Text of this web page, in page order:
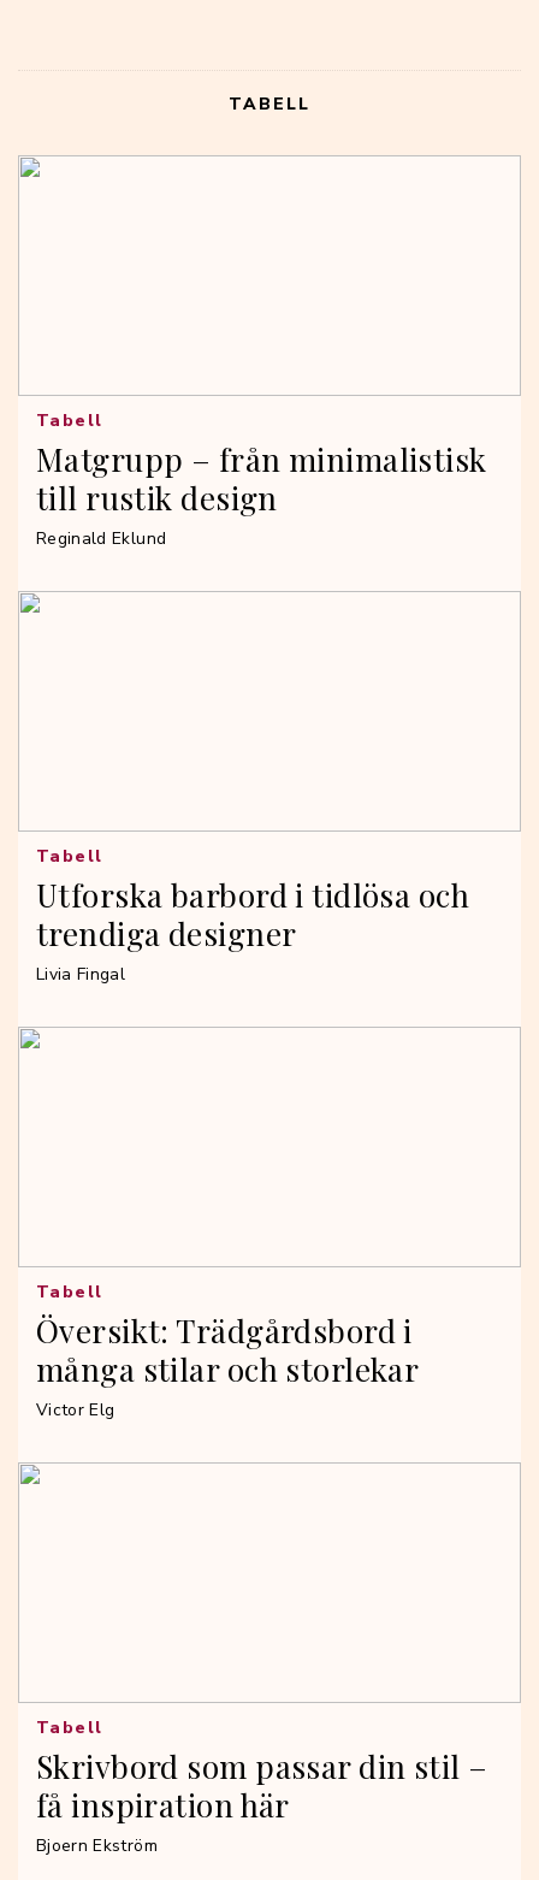
TABELL
Matgrupp – från minimalistisk
till rustik design
Tabell
Reginald Eklund
Utforska barbord i tidlösa och
trendiga designer
Tabell
Livia Fingal
Översikt: Trädgårdsbord i
många stilar och storlekar
Tabell
Victor Elg
Skrivbord som passar din stil –
få inspiration här
Tabell
Bjoern Ekström